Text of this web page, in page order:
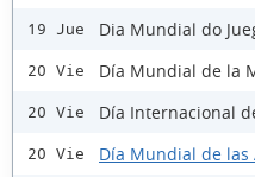
19 Jue Dia Mundial do
20 Vie Día Mundial de la
20 Vie Día Internacional
20 Vie Día Mundial de las